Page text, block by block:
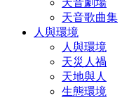
天音歌曲集
人與環境
人與環境
天災人禍
天地與人
生態環境